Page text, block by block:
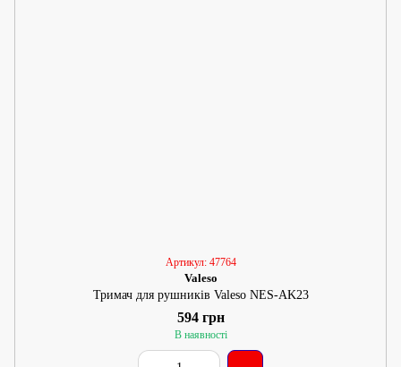
Артикул: 47764
Valeso
Тримач для рушників Valeso NES-AK23
594 грн
В наявності